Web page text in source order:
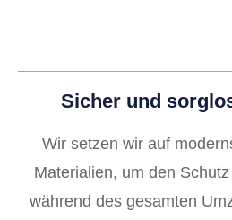
Sicher und
Wir setzen wir auf
Materialien, um den
während des gesamten